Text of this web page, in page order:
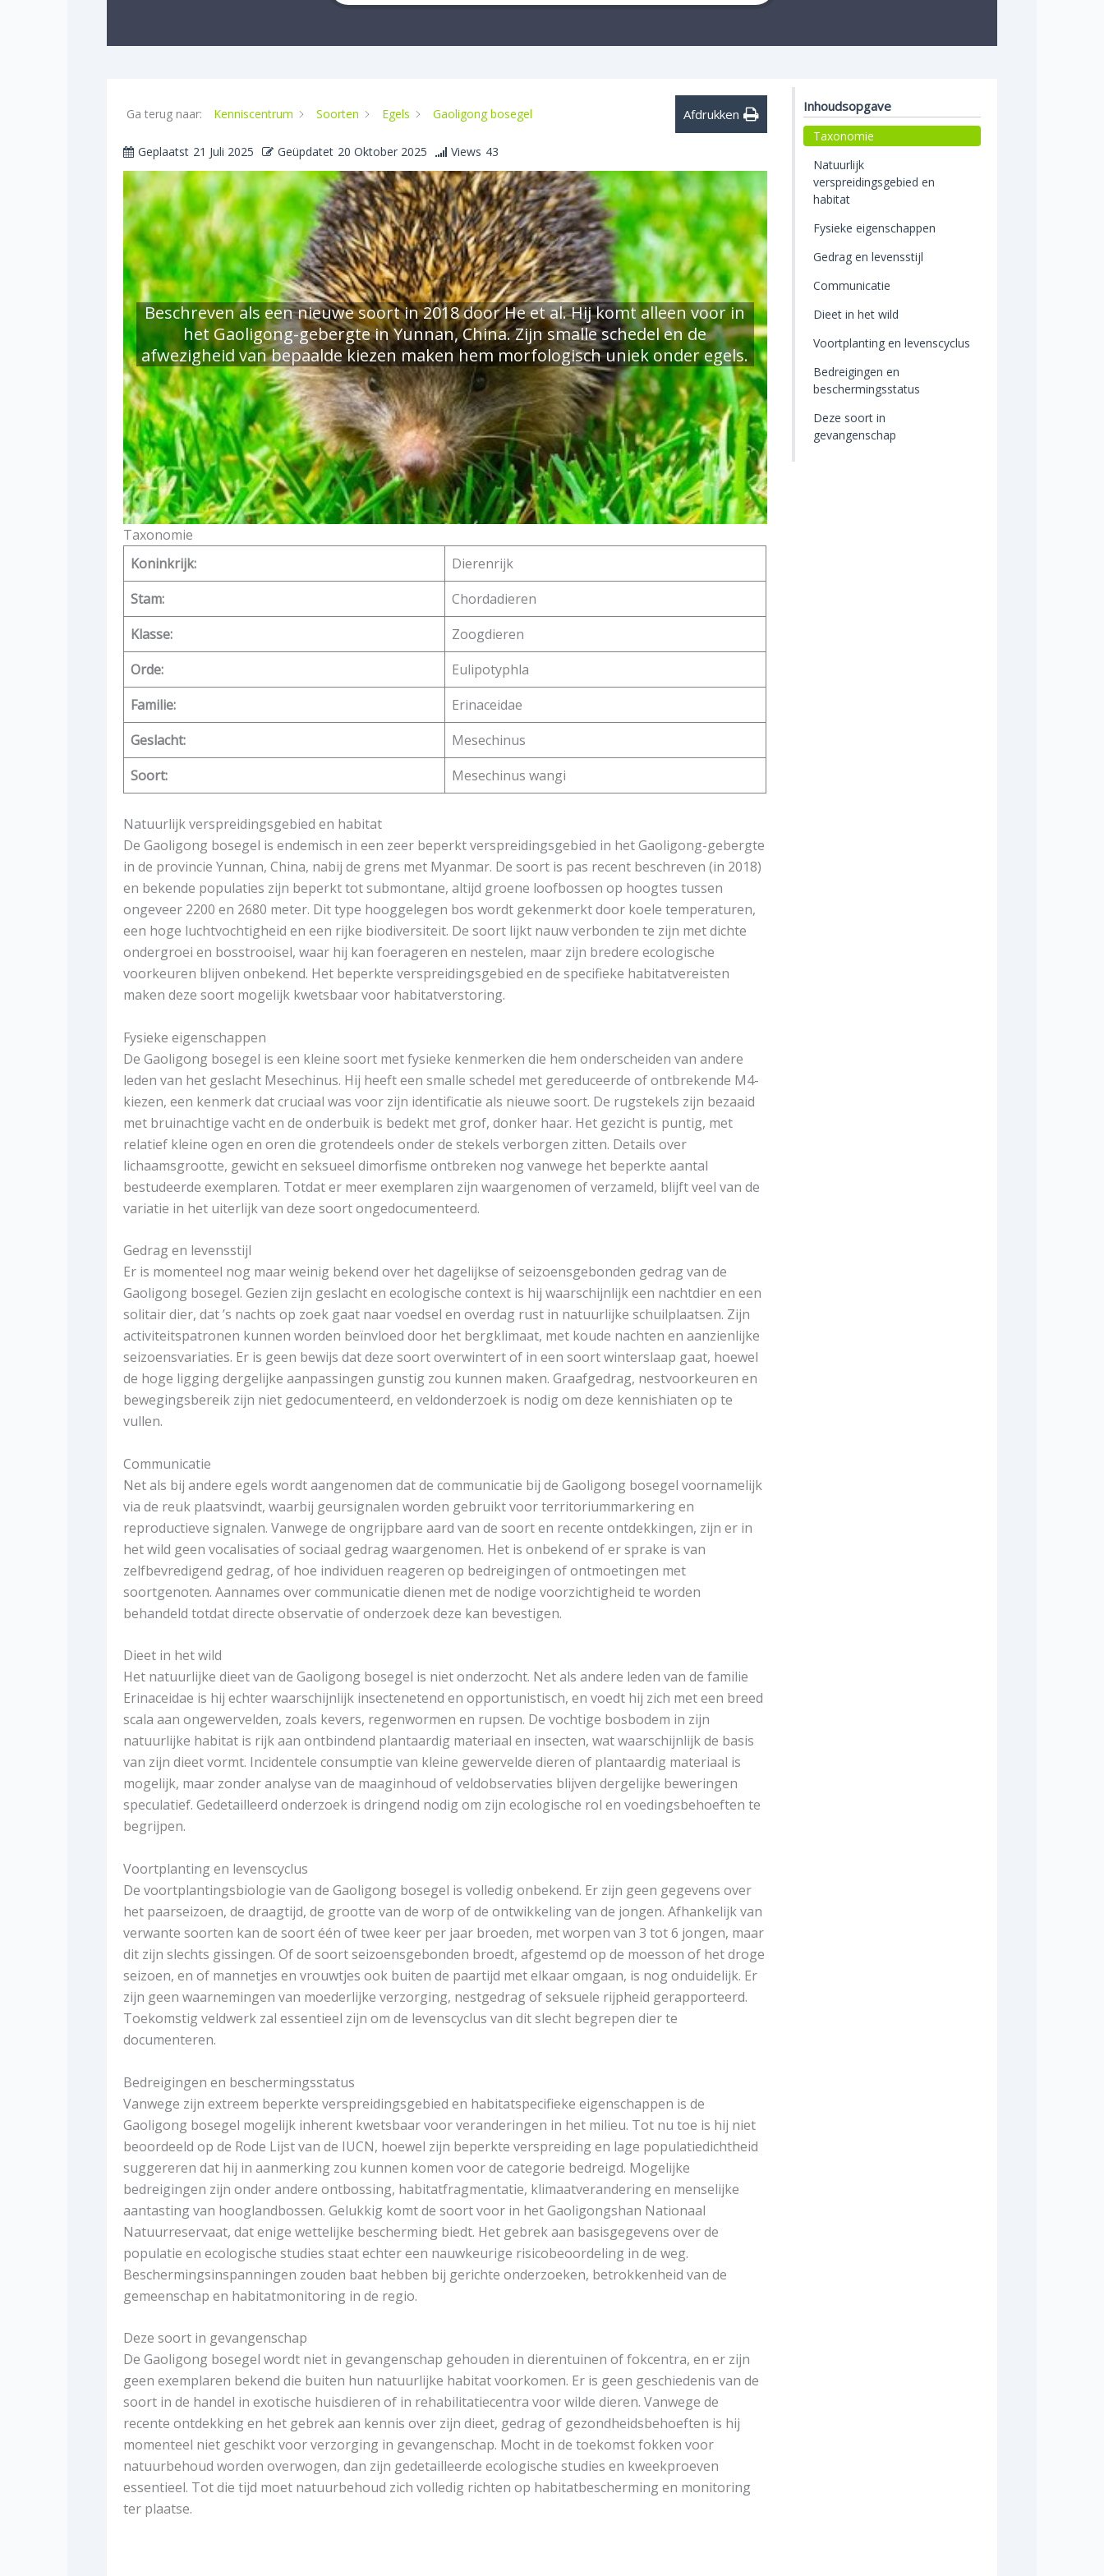
Ga terug naar: Kenniscentrum Soorten Egels Gaoligong bosegel Afdrukken
Geplaatst 21 Juli 2025 Geüpdatet 20 Oktober 2025 Views 43
Beschreven als een nieuwe soort in 2018 door He et al. Hij komt alleen voor in
het Gaoligong-gebergte in Yunnan, China. Zijn smalle schedel en de
afwezigheid van bepaalde kiezen maken hem morfologisch uniek onder egels.
Taxonomie
Koninkrijk:
Dierenrijk
Stam:
Chordadieren
Klasse:
Zoogdieren
Orde:
Eulipotyphla
Familie:
Erinaceidae
Geslacht:
Mesechinus
Soort:
Mesechinus wangi
Natuurlijk verspreidingsgebied en habitat
De Gaoligong bosegel is endemisch in een zeer beperkt verspreidingsgebied in het Gaoligong-gebergte
in de provincie Yunnan, China, nabij de grens met Myanmar. De soort is pas recent beschreven (in 2018)
en bekende populaties zijn beperkt tot submontane, altijd groene loofbossen op hoogtes tussen
ongeveer 2200 en 2680 meter. Dit type hooggelegen bos wordt gekenmerkt door koele temperaturen,
een hoge luchtvochtigheid en een rijke biodiversiteit. De soort lijkt nauw verbonden te zijn met dichte
ondergroei en bosstrooisel, waar hij kan foerageren en nestelen, maar zijn bredere ecologische
voorkeuren blijven onbekend. Het beperkte verspreidingsgebied en de specifieke habitatvereisten
maken deze soort mogelijk kwetsbaar voor habitatverstoring.
Fysieke eigenschappen
De Gaoligong bosegel is een kleine soort met fysieke kenmerken die hem onderscheiden van andere
leden van het geslacht Mesechinus. Hij heeft een smalle schedel met gereduceerde of ontbrekende M4-
kiezen, een kenmerk dat cruciaal was voor zijn identificatie als nieuwe soort. De rugstekels zijn bezaaid
met bruinachtige vacht en de onderbuik is bedekt met grof, donker haar. Het gezicht is puntig, met
relatief kleine ogen en oren die grotendeels onder de stekels verborgen zitten. Details over
lichaamsgrootte, gewicht en seksueel dimorfisme ontbreken nog vanwege het beperkte aantal
bestudeerde exemplaren. Totdat er meer exemplaren zijn waargenomen of verzameld, blijft veel van de
variatie in het uiterlijk van deze soort ongedocumenteerd.
Gedrag en levensstijl
Er is momenteel nog maar weinig bekend over het dagelijkse of seizoensgebonden gedrag van de
Gaoligong bosegel. Gezien zijn geslacht en ecologische context is hij waarschijnlijk een nachtdier en een
solitair dier, dat ’s nachts op zoek gaat naar voedsel en overdag rust in natuurlijke schuilplaatsen. Zijn
activiteitspatronen kunnen worden beïnvloed door het bergklimaat, met koude nachten en aanzienlijke
seizoensvariaties. Er is geen bewijs dat deze soort overwintert of in een soort winterslaap gaat, hoewel
de hoge ligging dergelijke aanpassingen gunstig zou kunnen maken. Graafgedrag, nestvoorkeuren en
bewegingsbereik zijn niet gedocumenteerd, en veldonderzoek is nodig om deze kennishiaten op te
vullen.
Communicatie
Net als bij andere egels wordt aangenomen dat de communicatie bij de Gaoligong bosegel voornamelijk
via de reuk plaatsvindt, waarbij geursignalen worden gebruikt voor territoriummarkering en
reproductieve signalen. Vanwege de ongrijpbare aard van de soort en recente ontdekkingen, zijn er in
het wild geen vocalisaties of sociaal gedrag waargenomen. Het is onbekend of er sprake is van
zelfbevredigend gedrag, of hoe individuen reageren op bedreigingen of ontmoetingen met
soortgenoten. Aannames over communicatie dienen met de nodige voorzichtigheid te worden
behandeld totdat directe observatie of onderzoek deze kan bevestigen.
Dieet in het wild
Het natuurlijke dieet van de Gaoligong bosegel is niet onderzocht. Net als andere leden van de familie
Erinaceidae is hij echter waarschijnlijk insectenetend en opportunistisch, en voedt hij zich met een breed
scala aan ongewervelden, zoals kevers, regenwormen en rupsen. De vochtige bosbodem in zijn
natuurlijke habitat is rijk aan ontbindend plantaardig materiaal en insecten, wat waarschijnlijk de basis
van zijn dieet vormt. Incidentele consumptie van kleine gewervelde dieren of plantaardig materiaal is
mogelijk, maar zonder analyse van de maaginhoud of veldobservaties blijven dergelijke beweringen
speculatief. Gedetailleerd onderzoek is dringend nodig om zijn ecologische rol en voedingsbehoeften te
begrijpen.
Voortplanting en levenscyclus
De voortplantingsbiologie van de Gaoligong bosegel is volledig onbekend. Er zijn geen gegevens over
het paarseizoen, de draagtijd, de grootte van de worp of de ontwikkeling van de jongen. Afhankelijk van
verwante soorten kan de soort één of twee keer per jaar broeden, met worpen van 3 tot 6 jongen, maar
dit zijn slechts gissingen. Of de soort seizoensgebonden broedt, afgestemd op de moesson of het droge
seizoen, en of mannetjes en vrouwtjes ook buiten de paartijd met elkaar omgaan, is nog onduidelijk. Er
zijn geen waarnemingen van moederlijke verzorging, nestgedrag of seksuele rijpheid gerapporteerd.
Toekomstig veldwerk zal essentieel zijn om de levenscyclus van dit slecht begrepen dier te
documenteren.
Bedreigingen en beschermingsstatus
Vanwege zijn extreem beperkte verspreidingsgebied en habitatspecifieke eigenschappen is de
Gaoligong bosegel mogelijk inherent kwetsbaar voor veranderingen in het milieu. Tot nu toe is hij niet
beoordeeld op de Rode Lijst van de IUCN, hoewel zijn beperkte verspreiding en lage populatiedichtheid
suggereren dat hij in aanmerking zou kunnen komen voor de categorie bedreigd. Mogelijke
bedreigingen zijn onder andere ontbossing, habitatfragmentatie, klimaatverandering en menselijke
aantasting van hooglandbossen. Gelukkig komt de soort voor in het Gaoligongshan Nationaal
Natuurreservaat, dat enige wettelijke bescherming biedt. Het gebrek aan basisgegevens over de
populatie en ecologische studies staat echter een nauwkeurige risicobeoordeling in de weg.
Beschermingsinspanningen zouden baat hebben bij gerichte onderzoeken, betrokkenheid van de
gemeenschap en habitatmonitoring in de regio.
Deze soort in gevangenschap
De Gaoligong bosegel wordt niet in gevangenschap gehouden in dierentuinen of fokcentra, en er zijn
geen exemplaren bekend die buiten hun natuurlijke habitat voorkomen. Er is geen geschiedenis van de
soort in de handel in exotische huisdieren of in rehabilitatiecentra voor wilde dieren. Vanwege de
recente ontdekking en het gebrek aan kennis over zijn dieet, gedrag of gezondheidsbehoeften is hij
momenteel niet geschikt voor verzorging in gevangenschap. Mocht in de toekomst fokken voor
natuurbehoud worden overwogen, dan zijn gedetailleerde ecologische studies en kweekproeven
essentieel. Tot die tijd moet natuurbehoud zich volledig richten op habitatbescherming en monitoring
ter plaatse.
Inhoudsopgave
Taxonomie
Natuurlijk
verspreidingsgebied en
habitat
Fysieke eigenschappen
Gedrag en levensstijl
Communicatie
Dieet in het wild
Voortplanting en levenscyclus
Bedreigingen en
beschermingsstatus
Deze soort in
gevangenschap